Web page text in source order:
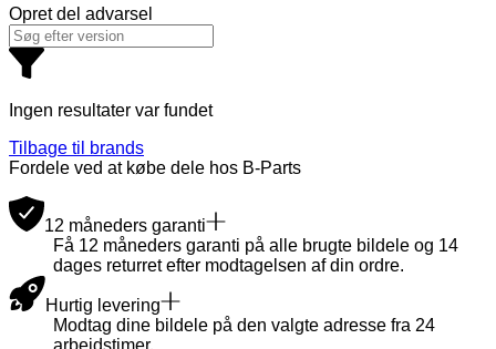
Opret del advarsel
Ingen resultater var fundet
Tilbage til brands
Fordele ved at købe dele hos B-Parts
12 måneders garanti
Få 12 måneders garanti på alle brugte bildele og 14
dages returret efter modtagelsen af din ordre.
Hurtig levering
Modtag dine bildele på den valgte adresse fra 24
arbejdstimer.